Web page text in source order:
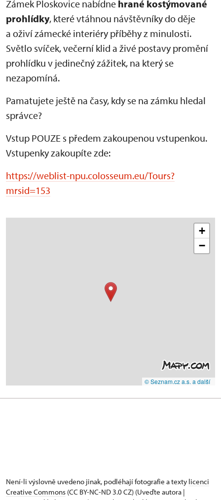
Zámek Ploskovice nabídne hrané kostýmované
prohlídky, které vtáhnou návštěvníky do děje
a oživí zámecké interiéry příběhy z minulosti.
Světlo svíček, večerní klid a živé postavy promění
prohlídku v jedinečný zážitek, na který se
nezapomíná.
Pamatujete ještě na časy, kdy se na zámku hledal
správce?
Vstup POUZE s předem zakoupenou vstupenkou.
Vstupenky zakoupíte zde:
https://weblist-npu.colosseum.eu/Tours?
mrsid=153
+
−
© Seznam.cz a.s. a další
Není-li výslovně uvedeno jinak, podléhají fotografie a texty licenci
Creative Commons (CC BY-NC-ND 3.0 CZ) (Uveďte autora |